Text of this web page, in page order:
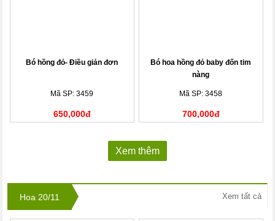
Bó hồng đỏ- Điều giản đơn
Mã SP: 3459
650,000đ
Bó hoa hồng đỏ baby đốn tim
nàng
Mã SP: 3458
700,000đ
Xem thêm
Hoa 20/11 Xem tất cả